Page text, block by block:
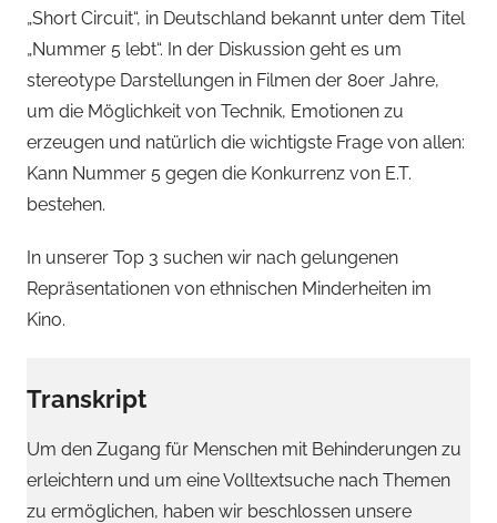
„Short Circuit“, in Deutschland bekannt unter dem Titel
„Nummer 5 lebt“. In der Diskussion geht es um
stereotype Darstellungen in Filmen der 80er Jahre,
um die Möglichkeit von Technik, Emotionen zu
erzeugen und natürlich die wichtigste Frage von allen:
Kann Nummer 5 gegen die Konkurrenz von E.T.
bestehen.
In unserer Top 3 suchen wir nach gelungenen
Repräsentationen von ethnischen Minderheiten im
Kino.
Transkript
Um den Zugang für Menschen mit Behinderungen zu
erleichtern und um eine Volltextsuche nach Themen
zu ermöglichen, haben wir beschlossen unsere